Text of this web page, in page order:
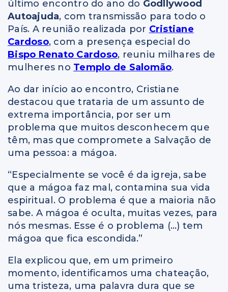
último encontro do ano do Godllywood
Autoajuda, com transmissão para todo o
País. A reunião realizada por Cristiane
Cardoso, com a presença especial do
Bispo Renato Cardoso, reuniu milhares de
mulheres no Templo de Salomão.
Ao dar início ao encontro, Cristiane
destacou que trataria de um assunto de
extrema importância, por ser um
problema que muitos desconhecem que
têm, mas que compromete a Salvação de
uma pessoa: a mágoa.
“Especialmente se você é da igreja, sabe
que a mágoa faz mal, contamina sua vida
espiritual. O problema é que a maioria não
sabe. A mágoa é oculta, muitas vezes, para
nós mesmas. Esse é o problema (…) tem
mágoa que fica escondida.”
Ela explicou que, em um primeiro
momento, identificamos uma chateação,
uma tristeza, uma palavra dura que se